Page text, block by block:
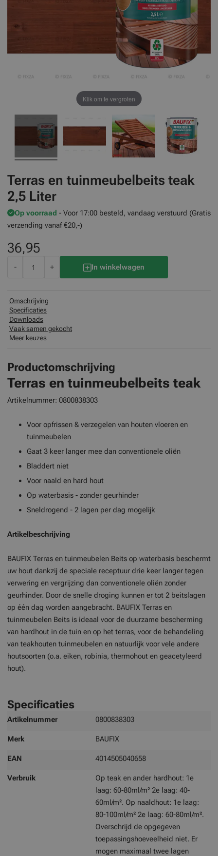
Terras en tuinmeubelbeits teak
2,5 Liter
Op voorraad - Voor 17:00 besteld, vandaag verstuurd (Gratis
verzending vanaf €20,-)
36,95
- + In winkelwagen
Klik om te vergroten
Omschrijving
Specificaties
Downloads
Vaak samen gekocht
Meer keuzes
Productomschrijving
Terras en tuinmeubelbeits teak
Artikelnummer: 0800838303
Voor opfrissen & verzegelen van houten vloeren en
tuinmeubelen
Gaat 3 keer langer mee dan conventionele oliën
Bladdert niet
Voor naald en hard hout
Op waterbasis - zonder geurhinder
Sneldrogend - 2 lagen per dag mogelijk
Artikelbeschrijving
BAUFIX Terras en tuinmeubelen Beits op waterbasis beschermt
uw hout dankzij de speciale receptuur drie keer langer tegen
verwering en vergrijzing dan conventionele oliën zonder
geurhinder. Door de snelle droging kunnen er tot 2 beitslagen
op één dag worden aangebracht. BAUFIX Terras en
tuinmeubelen Beits is ideaal voor de duurzame bescherming
van hardhout in de tuin en op het terras, voor de behandeling
van teakhouten tuinmeubelen en natuurlijk voor vele andere
houtsoorten (o.a. eiken, robinia, thermohout en geacetyleerd
hout).
Specificaties
Meer
Artikelnummer 0800838303
Merk BAUFIX
EAN 4014505040658
Verbruik
Op teak en ander hardhout: 1e
laag: 60-80ml/m² 2e laag: 40-
60ml/m². Op naaldhout: 1e laag:
80-100ml/m² 2e laag: 60-80ml/m².
Overschrijd de opgegeven
toepassingshoeveelheid niet. Er
mogen maximaal twee lagen